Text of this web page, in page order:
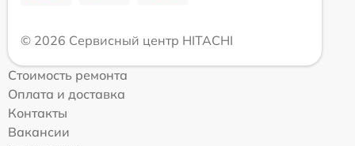
© 2026 Сервисный центр HITACHI
Стоимость ремонта
Оплата и доставка
Контакты
Вакансии